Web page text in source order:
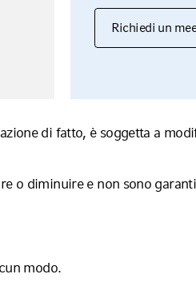
Richiedi un
di fatto, è soggetta a
o diminuire e non sono
modo.